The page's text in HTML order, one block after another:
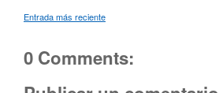
Entrada más reciente
0 Comments: